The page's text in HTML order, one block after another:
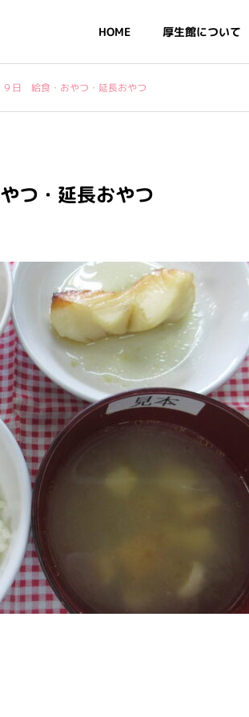
HOME 厚生館について
デイリー
行事
９日 給食・おやつ・延長おやつ
つ・延長おやつ
・１７・３１日 給食・お
延長おやつ
８
延長